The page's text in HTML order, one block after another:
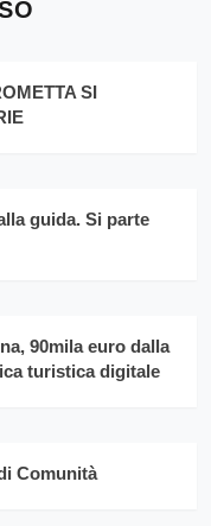
SI
guida. Si parte
90mila euro dalla
turistica digitale
Comunità